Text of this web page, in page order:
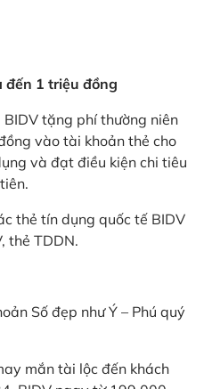
đến 1 triệu đồng
tặng phí thường niên
vào tài khoản thẻ cho
và đạt điều kiện chi tiêu
thẻ tín dụng quốc tế BIDV
thẻ TDDN.
Số đẹp như Ý – Phú quý
mắn tài lộc đến khách